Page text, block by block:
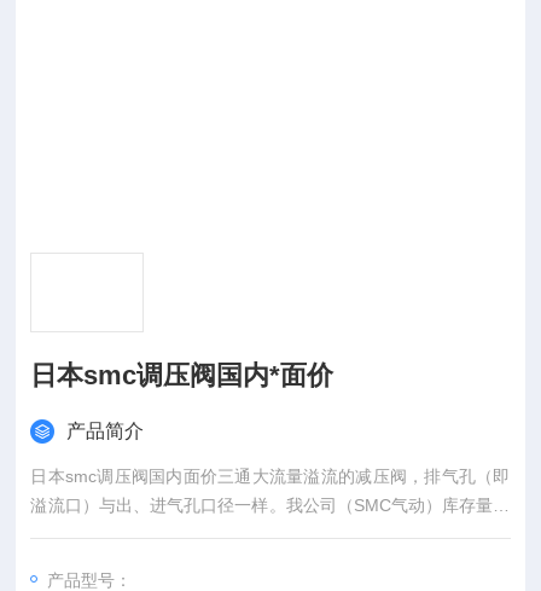
日本smc调压阀国内*面价
产品简介
日本smc调压阀国内面价三通大流量溢流的减压阀，排气孔（即
溢流口）与出、进气孔口径一样。我公司（SMC气动）库存量达
到372万人民币
产品型号：